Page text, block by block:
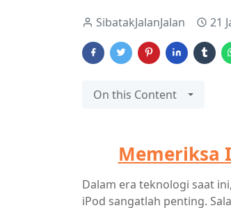
SibatakJalanJalan 21
On this Content
Memeriksa
Dalam era teknologi saat
iPod sangatlah penting.